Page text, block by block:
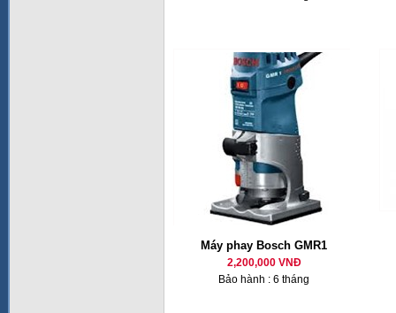
Máy phay Bosch GMR1
2,200,000 VNĐ
Bảo hành : 6 tháng